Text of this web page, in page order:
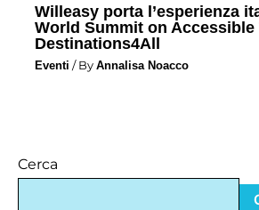
Willeasy porta l’esperienza
World Summit on Accessible
Destinations4All
Eventi / By Annalisa Noacco
Cerca